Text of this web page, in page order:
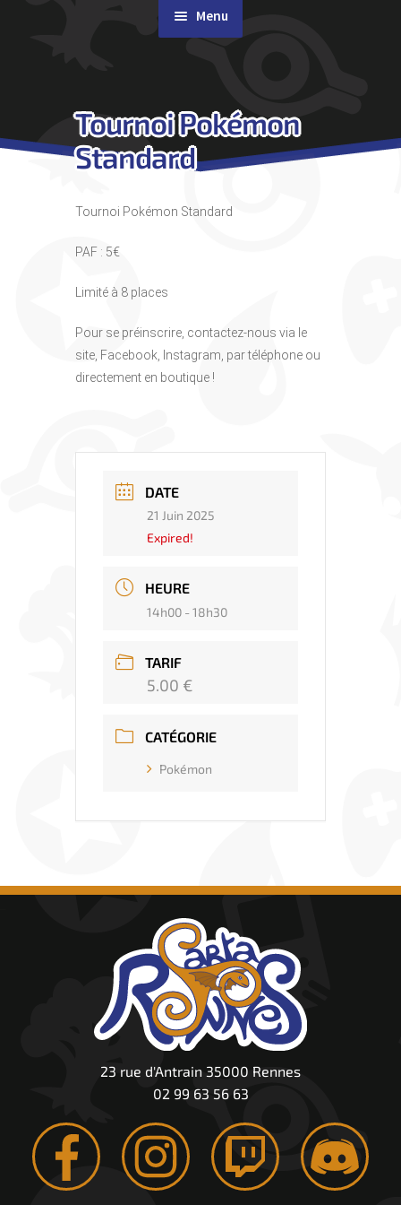
Menu
Agenda
Contact & Accès
Tournoi Pokémon
Standard
Tournoi Pokémon Standard
PAF : 5€
Limité à 8 places
Pour se préinscrire, contactez-nous via le
site, Facebook, Instagram, par téléphone ou
directement en boutique !
DATE
21 Juin 2025
Expired!
HEURE
14h00 - 18h30
TARIF
5.00 €
CATÉGORIE
Pokémon
23 rue d'Antrain 35000 Rennes
02 99 63 56 63